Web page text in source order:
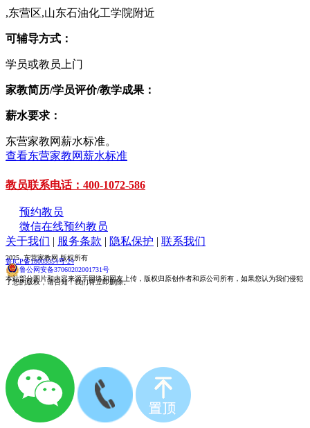
,东营区,山东石油化工学院附近
可辅导方式：
学员或教员上门
家教简历/学员评价/教学成果：
薪水要求：
东营家教网薪水标准。
查看东营家教网薪水标准
教员联系电话：400-1072-586
预约教员
微信在线预约教员
关于我们 | 服务条款 | 隐私保护 | 联系我们
2025 东营家教网 版权所有
鲁ICP备18005554号-24
鲁公网安备37060202001731号
本站部分图片和内容来源于网络和网友上传，版权归原创作者和原公司所有，如果您认为我们侵犯
了您的版权，请告知！我们将立即删除。